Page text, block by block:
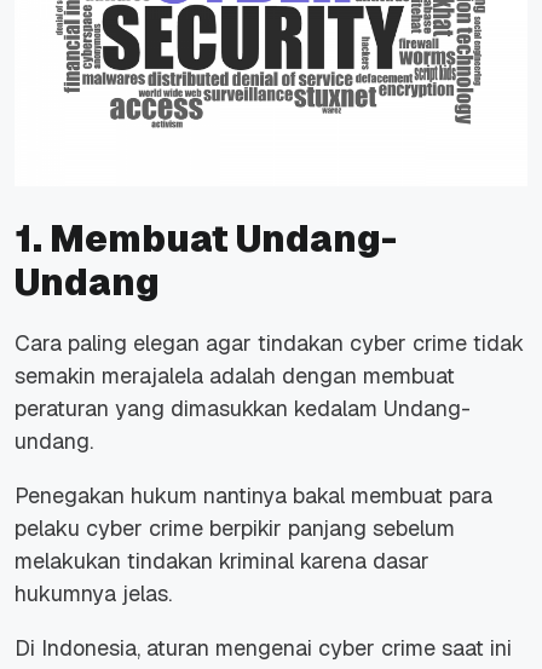
1. Membuat Undang-
Undang
Cara paling elegan agar tindakan cyber crime tidak
semakin merajalela adalah dengan membuat
peraturan yang dimasukkan kedalam Undang-
undang.
Penegakan hukum nantinya bakal membuat para
pelaku cyber crime berpikir panjang sebelum
melakukan tindakan kriminal karena dasar
hukumnya jelas.
Di Indonesia, aturan mengenai cyber crime saat ini